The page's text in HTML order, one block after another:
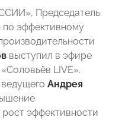
Председатель
эффективному
выступил в эфире
LIVE».
Андрея
эффективности